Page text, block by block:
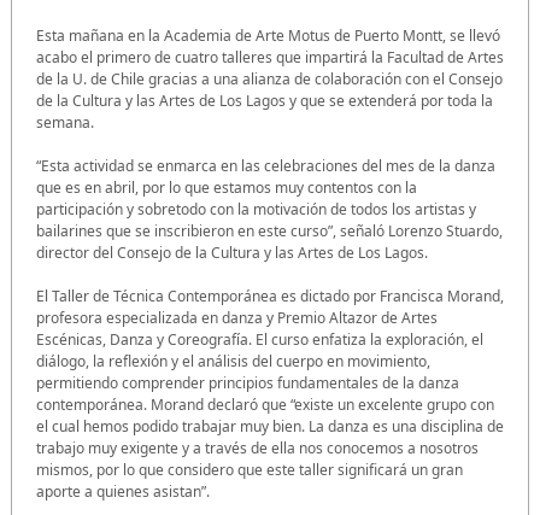
Esta mañana en la Academia de Arte Motus de Puerto Montt, se llevó
acabo el primero de cuatro talleres que impartirá la Facultad de Artes
de la U. de Chile gracias a una alianza de colaboración con el Consejo
de la Cultura y las Artes de Los Lagos y que se extenderá por toda la
semana.
“Esta actividad se enmarca en las celebraciones del mes de la danza
que es en abril, por lo que estamos muy contentos con la
participación y sobretodo con la motivación de todos los artistas y
bailarines que se inscribieron en este curso”, señaló Lorenzo Stuardo,
director del Consejo de la Cultura y las Artes de Los Lagos.
El Taller de Técnica Contemporánea es dictado por Francisca Morand,
profesora especializada en danza y Premio Altazor de Artes
Escénicas, Danza y Coreografía. El curso enfatiza la exploración, el
diálogo, la reflexión y el análisis del cuerpo en movimiento,
permitiendo comprender principios fundamentales de la danza
contemporánea. Morand declaró que “existe un excelente grupo con
el cual hemos podido trabajar muy bien. La danza es una disciplina de
trabajo muy exigente y a través de ella nos conocemos a nosotros
mismos, por lo que considero que este taller significará un gran
aporte a quienes asistan”.